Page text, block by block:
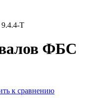
Т
ФБС
к сравнению